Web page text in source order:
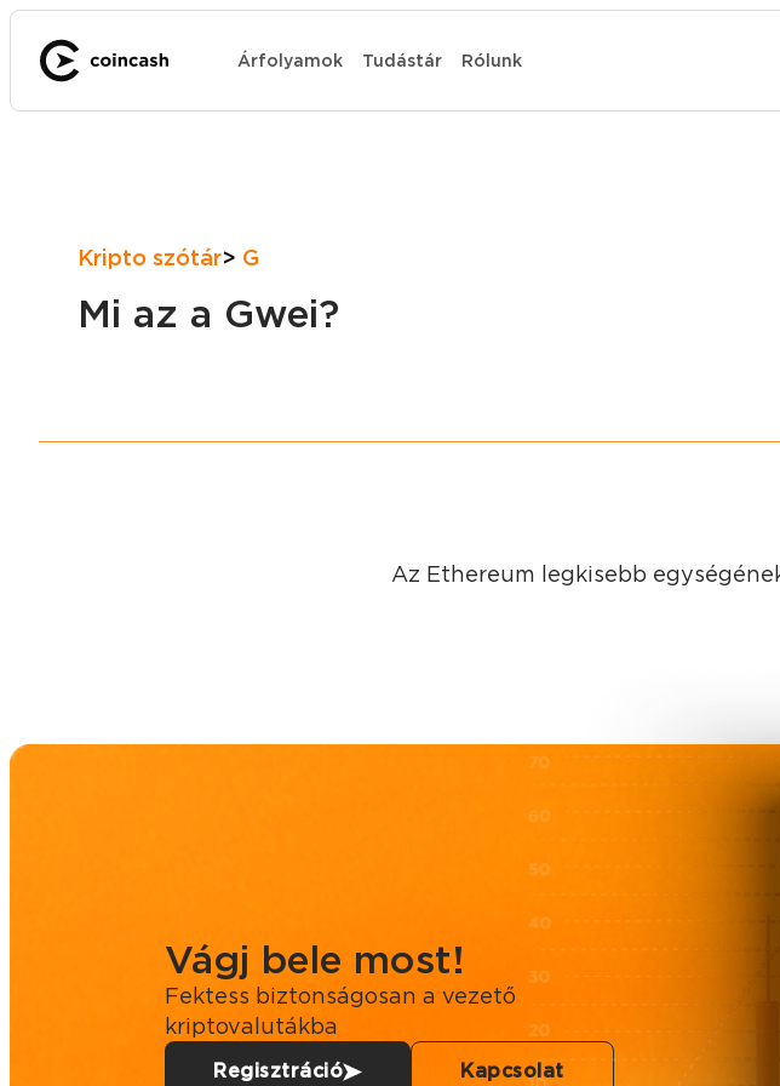
Árfolyamok Tudástár Rólunk
Kripto szótár G
Mi az a Gwei?
Az Ethereum legkisebb
Vágj bele most!
Fektess biztonságosan a vezető
kriptovalutákba
Regisztráció Kapcsolat